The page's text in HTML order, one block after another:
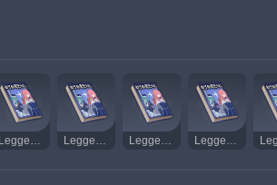
Leggenda di una spada (I) Leggenda di una spada (II) Leggenda di una spada (III) Leggenda di una spada (V)